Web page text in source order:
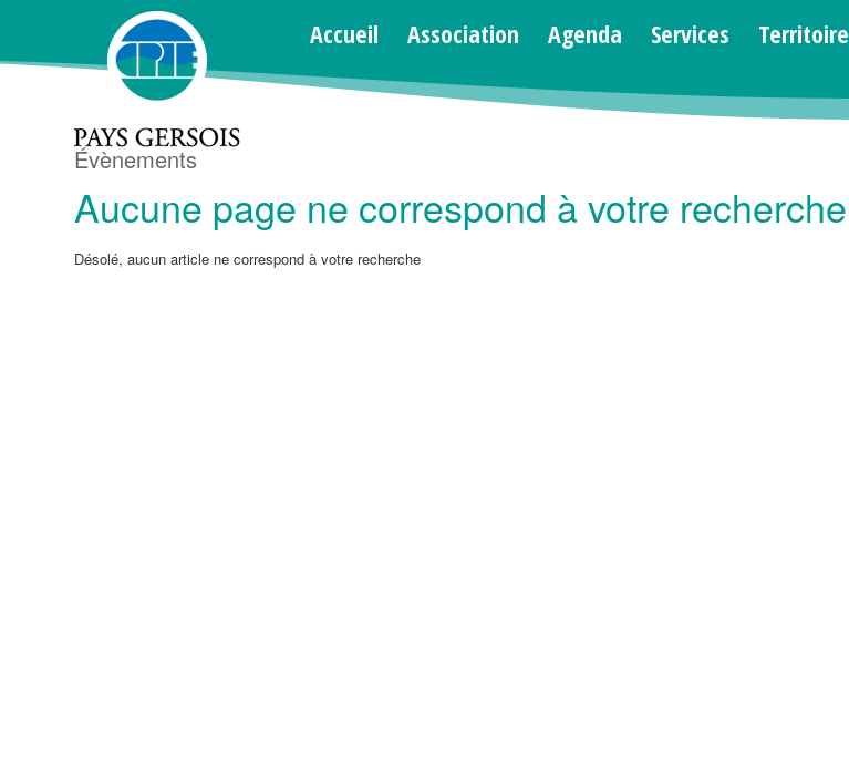
Accueil Association Agenda Services Territoire
Archive d’étiquettes pour : orientation
Évènements
Aucune page ne correspond à votre recherche
Désolé, aucun article ne correspond à votre recherche